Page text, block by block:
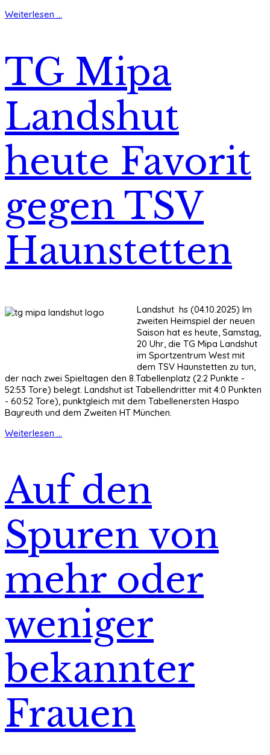
Weiterlesen ...
TG Mipa
Landshut
heute Favorit
gegen TSV
Haunstetten
Landshut hs (04.10.2025) Im
zweiten Heimspiel der neuen
Saison hat es heute, Samstag,
20 Uhr, die TG Mipa Landshut
im Sportzentrum West mit
dem TSV Haunstetten zu tun,
der nach zwei Spieltagen den 8.Tabellenplatz (2:2 Punkte -
52:53 Tore) belegt. Landshut ist Tabellendritter mit 4:0 Punkten
- 60:52 Tore), punktgleich mit dem Tabellenersten Haspo
Bayreuth und dem Zweiten HT München.
Weiterlesen ...
Auf den
Spuren von
mehr oder
weniger
bekannter
Frauen